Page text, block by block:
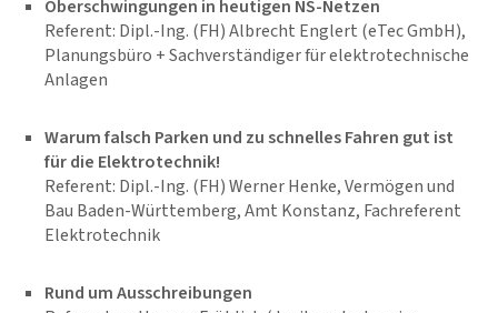
Oberschwingungen in heutigen NS-Netzen
Referent: Dipl.-Ing. (FH) Albrecht Englert (eTec GmbH),
Planungsbüro + Sachverständiger für elektrotechnische
Anlagen
Warum falsch Parken und zu schnelles Fahren gut ist
für die Elektrotechnik!
Referent: Dipl.-Ing. (FH) Werner Henke, Vermögen und
Bau Baden-Württemberg, Amt Konstanz, Fachreferent
Elektrotechnik
Rund um Ausschreibungen